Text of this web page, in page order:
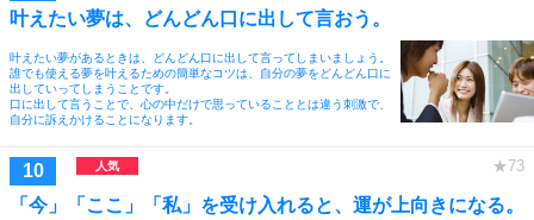
叶えたい夢は、どんどん口に出して言おう。
叶えたい夢があるときは、どんどん口に出して言ってしまいましょう。
誰でも使える夢を叶えるための簡単なコツは、自分の夢をどんどん口に
出していってしまうことです。
口に出して言うことで、心の中だけで思っていることとは違う刺激で、
自分に訴えかけることになります。
「今」「ここ」「私」を受け入れると、運が上向きになる。